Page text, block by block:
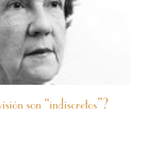
son “indiscretos”?